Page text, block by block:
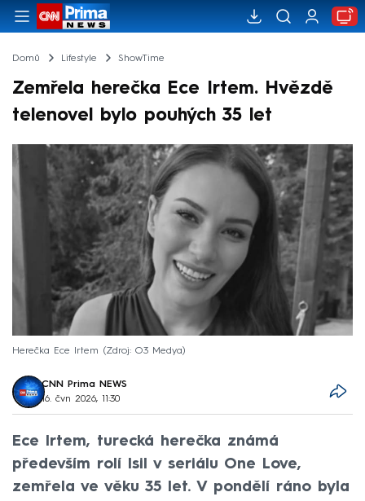
Domů Lifestyle ShowTime
Zemřela herečka Ece Irtem. Hvězdě
telenovel bylo pouhých 35 let
Herečka Ece Irtem Zdroj: O3 Medya
CNN Prima NEWS
16. čvn 2026, 11:30
Ece Irtem, turecká herečka známá
především rolí Isil v seriálu One Love,
zemřela ve věku 35 let. V pondělí ráno byla